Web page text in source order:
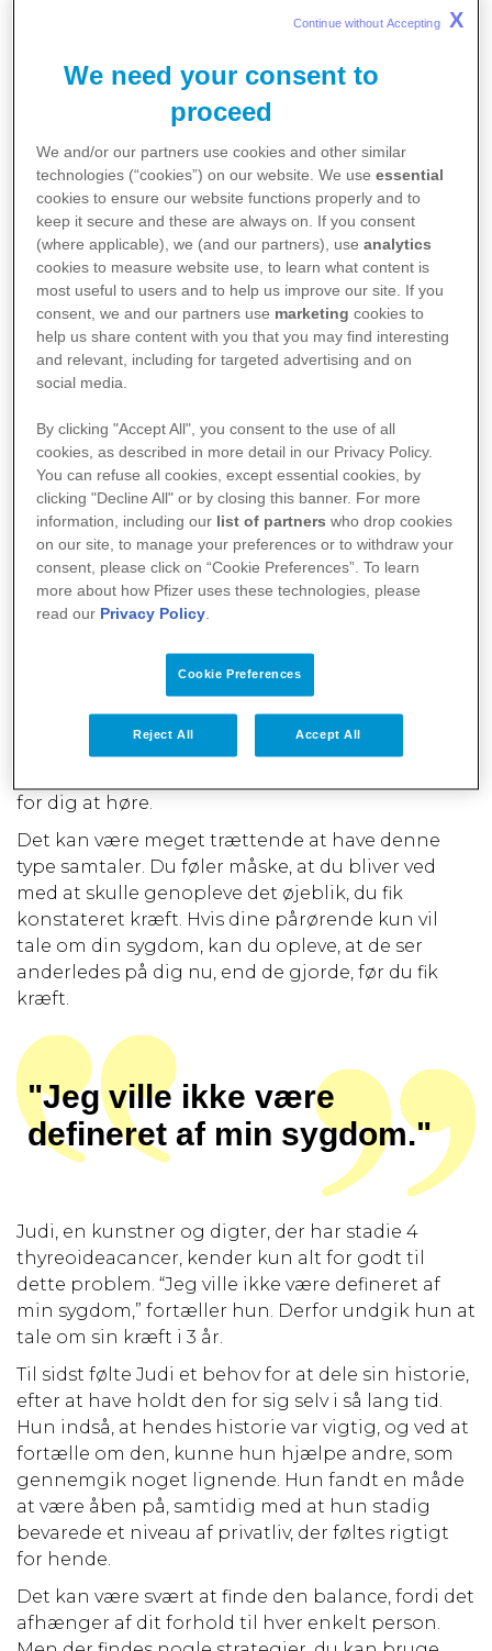
Det vigtigste er, at du og dine pårørende
Hvis du fortæller dem, hvad du har brug for, og
hvad du ikke har brug for, vil det kunne hjælpe
dem med at yde den rigtige støtte. Prøv så vidt
muligt på at være fleksibel, og forsøg at
opmuntre dine pårørende til at gøre det samme.
Når folk siger for meget
Venner, familie, kolleger og bekendte kan have
meget forskellige reaktioner, når du fortæller
dem, at du har kræft. Nogle mennesker ved ikke
helt, hvad de skal sige. Nogle vælger deres ord
med omhu. Men andre kan sige for meget eller
stille spørgsmål, der gør dig ubehageligt til
Selvom det er vigtigt at forsøge at være åben
omkring, hvordan du har det med din kræft, og
opmuntre dem, der står dig nærmest, til at gøre
det samme, er det lige så vigtigt at sætte nogle
grænser.
Når du fortæller folk om din diagnose, kan du
opleve, at du besvarer de samme spørgsmål igen
behandlinger du får, eller hvad du kan forvente.
Måske stiller de spørgsmål om andre personlige
dele, eller de giver udtryk for deres egen frygt og
for dig at høre.
Det kan være meget trættende at have denne
type samtaler. Du føler måske, at du bliver ved
med at skulle genopleve det øjeblik, du fik
konstateret kræft. Hvis dine pårørende kun vil
tale om din sygdom, kan du opleve, at de ser
anderledes på dig nu, end de gjorde, før du fik
kræft.
"Jeg ville ikke være
defineret af min sygdom."
Judi, en kunstner og digter, der har stadie 4
thyreoideacancer, kender kun alt for godt til
dette problem. “Jeg ville ikke være defineret af
min sygdom,” fortæller hun. Derfor undgik hun at
tale om sin kræft i 3 år.
Til sidst følte Judi et behov for at dele sin historie,
efter at have holdt den for sig selv i så lang tid.
Hun indså, at hendes historie var vigtig, og ved at
fortælle om den, kunne hun hjælpe andre, som
gennemgik noget lignende. Hun fandt en måde
at være åben på, samtidig med at hun stadig
bevarede et niveau af privatliv, der føltes rigtigt
for hende.
Det kan være svært at finde den balance, fordi det
afhænger af dit forhold til hver enkelt person.
We need your consent to
proceed
We and/or our partners use cookies and other similar
technologies (“cookies”) on our website. We useessential
cookies to ensure our website functions properly and to
keep it secure and these are always on. If you consent
(where applicable), we (and our partners), useanalytics
cookies to measure website use, to learn what content is
most useful to users and to help us improve our site. If you
consent, we and our partners use marketing cookies to
help us share content with you that you may find interesting
and relevant, including for targeted advertising and on
social media.
By clicking "Accept All", you consent to the use of all
cookies, as described in more detail in our Privacy Policy.
You can refuse all cookies, except essential cookies, by
clicking "Decline All" or by closing this banner. For more
information, including our list of partners who drop cookies
on our site, to manage your preferences or to withdraw your
consent, please click on “Cookie Preferences”. To learn
more about how Pfizer uses these technologies, please
read our Privacy Policy.
Cookie Preferences
Reject All Accept All
Continue without Accepting X